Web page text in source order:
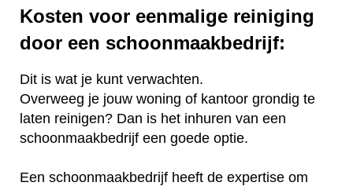
Kosten voor eenmalige reiniging
door een schoonmaakbedrijf:
Dit is wat je kunt verwachten.
Overweeg je jouw woning of kantoor grondig te
laten reinigen? Dan is het inhuren van een
schoonmaakbedrijf een goede optie.
Een schoonmaakbedrijf heeft de expertise om